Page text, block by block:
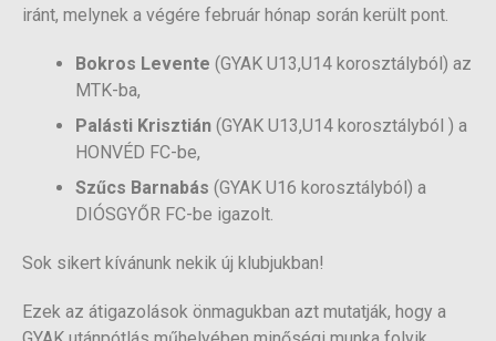
iránt, melynek a végére február hónap során került pont.
Bokros Levente (GYAK U13,U14 korosztályból) az
MTK-ba,
Palásti Krisztián (GYAK U13,U14 korosztályból ) a
HONVÉD FC-be,
Szűcs Barnabás (GYAK U16 korosztályból) a
DIÓSGYŐR FC-be igazolt.
Sok sikert kívánunk nekik új klubjukban!
Ezek az átigazolások önmagukban azt mutatják, hogy a